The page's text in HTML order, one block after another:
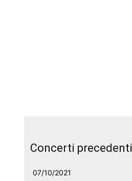
Concerti precedenti
07/10/2021